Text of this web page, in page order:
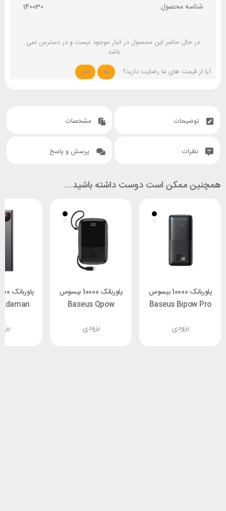
شناسه محصول: 140030
در حال حاضر این محصول در انبار موجود نیست و در دسترس نمی
باشد.
آیا از قیمت های ما رضایت دارید؟
بله خیر
توضیحات مشخصات
نظرات پرسش و پاسخ
همچنین ممکن است دوست داشته باشید…
پاوربانک 10000 بیسوس
Baseus Bipow Pro
22.5 وات
بزودی
پاوربانک 10000 بیسوس
Baseus Qpow
وات با کابل لایتنینگ
بزودی